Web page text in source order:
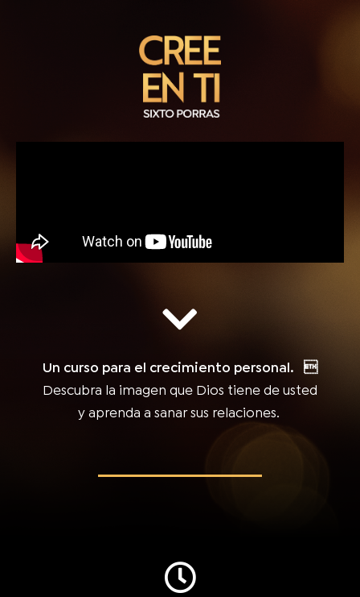
Un curso para el crecimiento personal .

Descubra la imagen que Dios tiene de usted
y aprenda a sanar sus relaciones.